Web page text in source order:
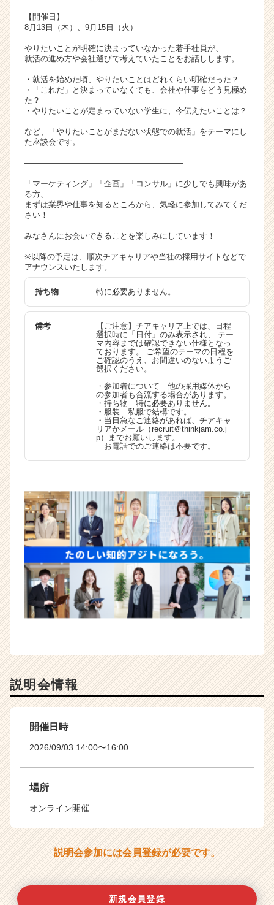
【開催日】
8月13日（木）、9月15日（火）
やりたいことが明確に決まっていなかった若手社員が、
就活の進め方や会社選びで考えていたことをお話しします。
・就活を始めた頃、やりたいことはどれくらい明確だった？
・「これだ」と決まっていなくても、会社や仕事をどう見極め
た？
・やりたいことが定まっていない学生に、今伝えたいことは？
など、「やりたいことがまだない状態での就活」をテーマにし
た座談会です。
――――――――――――――――――――
「マーケティング」「企画」「コンサル」に少しでも興味があ
る方、
まずは業界や仕事を知るところから、気軽に参加してみてくだ
さい！
みなさんにお会いできることを楽しみにしています！
※以降の予定は、順次チアキャリアや当社の採用サイトなどで
アナウンスいたします。
持ち物 特に必要ありません。
備考
【ご注意】チアキャリア上では、日程
選択時に「日付」のみ表示され、 テー
マ内容までは確認できない仕様となっ
ております。 ご希望のテーマの日程を
ご確認のうえ、お間違いのないようご
選択ください。
・参加者について 他の採用媒体から
の参加者も合流する場合があります。
・持ち物 特に必要ありません。
・服装 私服で結構です。
・当日急なご連絡があれば、チアキャ
リアかメール（recruit＠thinkjam.co.j
p）までお願いします。
お電話でのご連絡は不要です。
説明会情報
開催日時
2026/09/03 14:00〜16:00
場所
オンライン開催
説明会参加には会員登録が必要です。
新規会員登録